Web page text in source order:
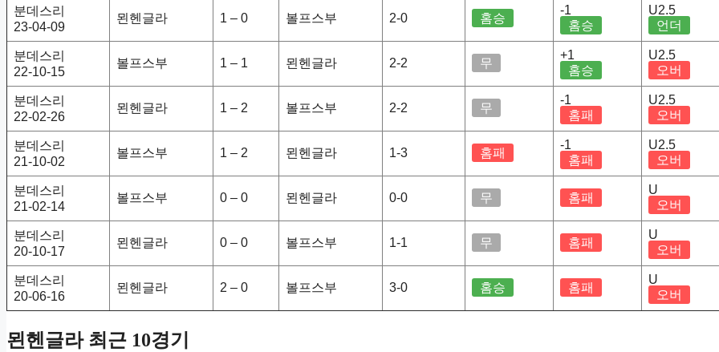
분데스리
23-04-09
묀헨글라 1 – 0 볼프스부 2-0 홈승
-1
홈승
U2.5
언더
분데스리
22-10-15
볼프스부 1 – 1 묀헨글라 2-2 무
+1
홈승
U2.5
오버
분데스리
22-02-26
묀헨글라 1 – 2 볼프스부 2-2 무
-1
홈패
U2.5
오버
분데스리
21-10-02
볼프스부 1 – 2 묀헨글라 1-3 홈패
-1
홈패
U2.5
오버
분데스리
21-02-14
볼프스부 0 – 0 묀헨글라 0-0 무 홈패
U
오버
분데스리
20-10-17
묀헨글라 0 – 0 볼프스부 1-1 무 홈패
U
오버
분데스리
20-06-16
묀헨글라 2 – 0 볼프스부 3-0 홈승 홈패
U
오버
묀헨글라 최근 10경기